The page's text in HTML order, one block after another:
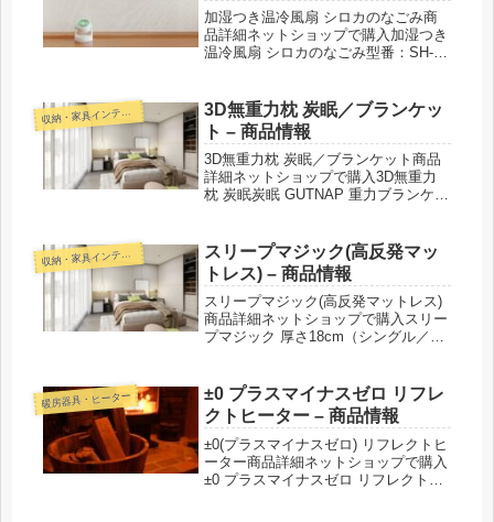
加湿つき温冷風扇 シロカのなごみ商
品詳細ネットショップで購入加湿つき
温冷風扇 シロカのなごみ型番：SH-
収
納・家具インテリア
3D無重力枕 炭眠／ブランケッ
ト – 商品情報
3D無重力枕 炭眠／ブランケット商品
詳細ネットショップで購入3D無重力
枕 炭眠炭眠 GUTNAP 重力ブランケッ
収
納・家具インテリア
スリープマジック(高反発マッ
トレス) – 商品情報
スリープマジック(高反発マットレス)
商品詳細ネットショップで購入スリー
プマジック 厚さ18cm（シングル／セ
ダブル）スリープマジック 凹凸プロ
ファイル 8cm（シングル...
暖房器具・ヒーター
±0 プラスマイナスゼロ リフレ
クトヒーター – 商品情報
±0(プラスマイナスゼロ) リフレクトヒ
ーター商品詳細ネットショップで購入
±0 プラスマイナスゼロ リフレクトヒ